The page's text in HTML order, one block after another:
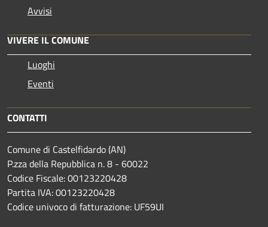
Avvisi
VIVERE IL COMUNE
Luoghi
Eventi
CONTATTI
Comune di Castelfidardo (AN)
P.zza della Repubblica n. 8 - 60022
Codice Fiscale: 00123220428
Partita IVA: 00123220428
Codice univoco di fatturazione: UF59UI